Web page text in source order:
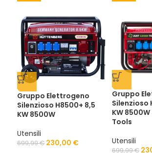
Gruppo Elettrogeno
Silenzioso H8500+ 8,5
KW 8500W
Utensili
699,99€ 230,00 €
Gruppo
Silenzioso
KW
Tools
Utensili
699,99€